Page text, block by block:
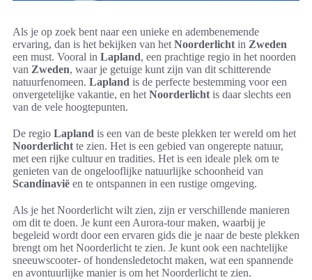
Als je op zoek bent naar een unieke en adembenemende
ervaring, dan is het bekijken van het Noorderlicht in Zweden
een must. Vooral in Lapland, een prachtige regio in het noorden
van Zweden, waar je getuige kunt zijn van dit schitterende
natuurfenomeen. Lapland is de perfecte bestemming voor een
onvergetelijke vakantie, en het Noorderlicht is daar slechts een
van de vele hoogtepunten.
De regio Lapland is een van de beste plekken ter wereld om het
Noorderlicht te zien. Het is een gebied van ongerepte natuur,
met een rijke cultuur en tradities. Het is een ideale plek om te
genieten van de ongelooflijke natuurlijke schoonheid van
Scandinavië en te ontspannen in een rustige omgeving.
Als je het Noorderlicht wilt zien, zijn er verschillende manieren
om dit te doen. Je kunt een Aurora-tour maken, waarbij je
begeleid wordt door een ervaren gids die je naar de beste plekken
brengt om het Noorderlicht te zien. Je kunt ook een nachtelijke
sneeuwscooter- of hondensledetocht maken, wat een spannende
en avontuurlijke manier is om het Noorderlicht te zien.